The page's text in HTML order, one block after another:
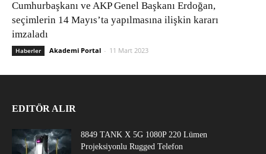
Cumhurbaşkanı ve AKP Genel Başkanı Erdoğan,
seçimlerin 14 Mayıs’ta yapılmasına ilişkin kararı
imzaladı
Haberler Akademi Portal - 11 Mart 2023
EDITÖR ALIR
8849 TANK X 5G 1080P 220 Lümen
Projeksiyonlu Rugged Telefon